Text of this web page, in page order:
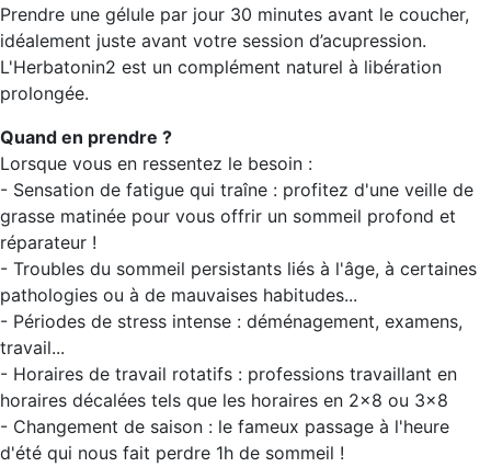
Prendre une gélule par jour 30 minutes avant le coucher,
idéalement juste avant votre session d’acupression.
L'Herbatonin2 est un complément naturel à libération
prolongée.
Quand en prendre ?
Lorsque vous en ressentez le besoin :
- Sensation de fatigue qui traîne : profitez d'une veille de
grasse matinée pour vous offrir un sommeil profond et
réparateur !
- Troubles du sommeil persistants liés à l'âge, à certaines
pathologies ou à de mauvaises habitudes...
- Périodes de stress intense : déménagement, examens,
travail...
- Horaires de travail rotatifs : professions travaillant en
horaires décalées tels que les horaires en 2x8 ou 3x8
- Changement de saison : le fameux passage à l'heure
d'été qui nous fait perdre 1h de sommeil !